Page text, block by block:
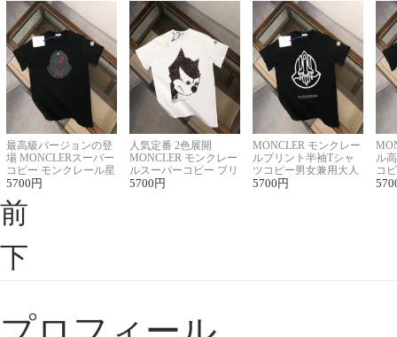
最高級バージョンの登
場 MONCLERスーパー
コピー モンクレール星
座半袖Tシャツ
5700 円
人気定番 2色展開
MONCLER モンクレー
ルスーパーコピー プリ
ント半袖Tシャツ
5700 円
MONCLER モンクレー
ルプリント半袖Tシャ
ツコピー男女兼用大人
可愛い春夏コーデ
5700 円
ル
コ
ィ
前
下